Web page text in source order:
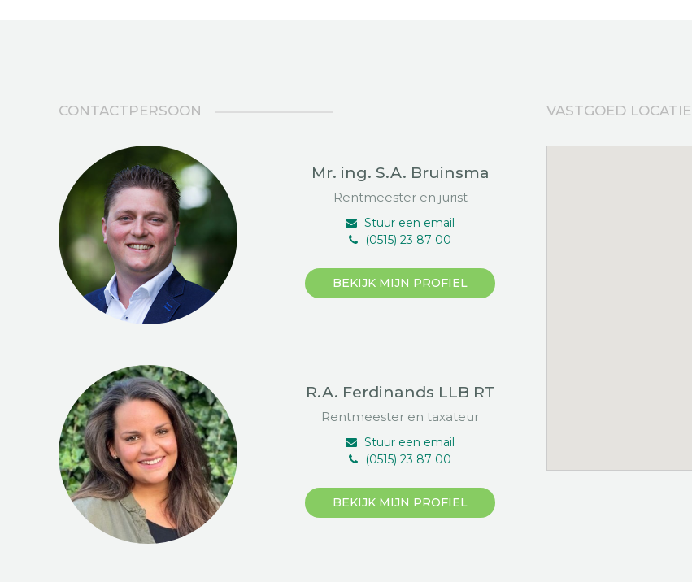
CONTACTPERSOON
Mr. ing. S.A. Bruinsma
Rentmeester en jurist
Stuur een email
(0515) 23 87 00
BEKIJK MIJN PROFIEL
R.A. Ferdinands LLB RT
Rentmeester en taxateur
Stuur een email
(0515) 23 87 00
BEKIJK MIJN PROFIEL
VASTGOED LOCATIE